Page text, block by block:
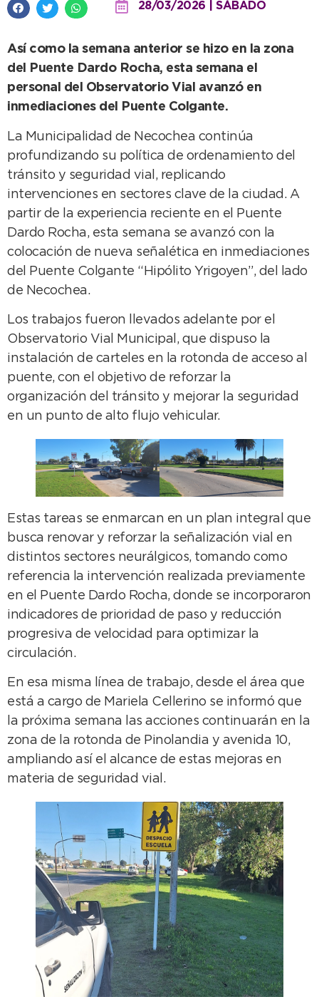
28/03/2026 | SÁBADO
Así como la semana anterior se hizo en la zona
del Puente Dardo Rocha, esta semana el
personal del Observatorio Vial avanzó en
inmediaciones del Puente Colgante.
La Municipalidad de Necochea continúa
profundizando su política de ordenamiento del
tránsito y seguridad vial, replicando
intervenciones en sectores clave de la ciudad. A
partir de la experiencia reciente en el Puente
Dardo Rocha, esta semana se avanzó con la
colocación de nueva señalética en inmediaciones
del Puente Colgante “Hipólito Yrigoyen”, del lado
de Necochea.
Los trabajos fueron llevados adelante por el
Observatorio Vial Municipal, que dispuso la
instalación de carteles en la rotonda de acceso al
puente, con el objetivo de reforzar la
organización del tránsito y mejorar la seguridad
en un punto de alto flujo vehicular.
Estas tareas se enmarcan en un plan integral que
busca renovar y reforzar la señalización vial en
distintos sectores neurálgicos, tomando como
referencia la intervención realizada previamente
en el Puente Dardo Rocha, donde se incorporaron
indicadores de prioridad de paso y reducción
progresiva de velocidad para optimizar la
circulación.
En esa misma línea de trabajo, desde el área que
está a cargo de Mariela Cellerino se informó que
la próxima semana las acciones continuarán en la
zona de la rotonda de Pinolandia y avenida 10,
ampliando así el alcance de estas mejoras en
materia de seguridad vial.